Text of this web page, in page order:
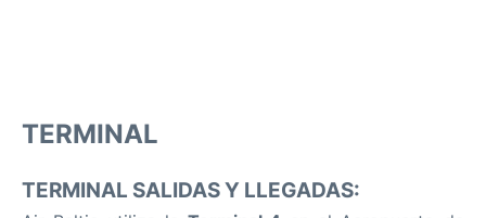
TERMINAL
TERMINAL SALIDAS Y LLEGADAS: